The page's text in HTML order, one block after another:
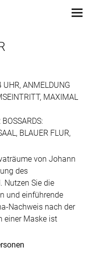
UHR, ANMELDUNG
MAXIMAL
BLAUER FLUR,
von Johann
des
Nutzen Sie die
und einführende
Nachweis nach der
einer Maske ist